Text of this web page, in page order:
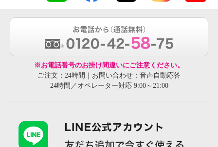
※お電話番号のお掛け間違いにご注意ください。
ご注文：24時間｜お問い合わせ：音声自動応答
24時間／オペレーター対応 9:00～21:00